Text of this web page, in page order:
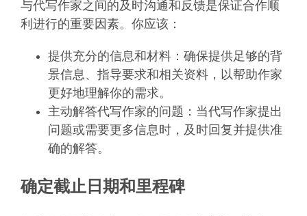
与代写作家之间的及时沟通和反馈是保证合作顺
利进行的重要因素。你应该：
提供充分的信息和材料：确保提供足够的背
景信息、指导要求和相关资料，以帮助作家
更好地理解你的需求。
主动解答代写作家的问题：当代写作家提出
问题或需要更多信息时，及时回复并提供准
确的解答。
确定截止日期和里程碑